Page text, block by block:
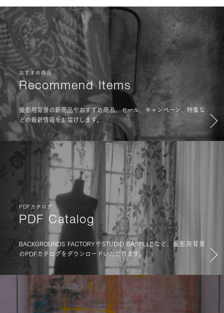
おすすめ商品
Recommend Items
撮影用背景の新商品やおすすめ商品、セール、キャンペーン、特集な
どの最新情報をお届けします。
PDFカタログ
PDF Catalog
BACKGROUNDS FACTORYやSTUDIO BASTILLEなど、撮影用背景
のPDFカタログをダウンロードいただけます。